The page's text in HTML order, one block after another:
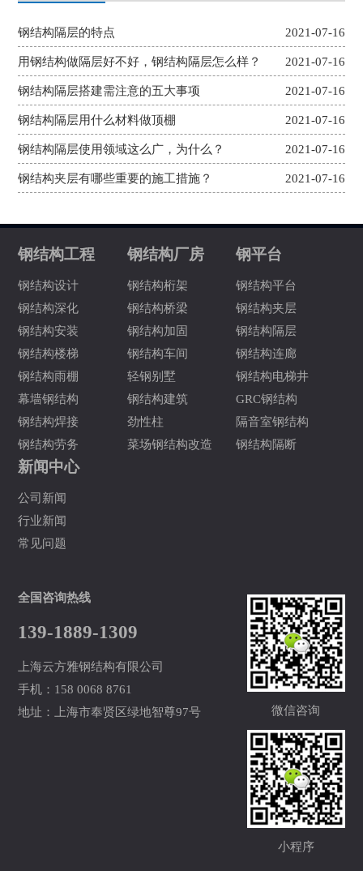
2021-07-16
钢结构隔层的特点
2021-07-16
用钢结构做隔层好不好，钢结构隔层怎么样？
2021-07-16
钢结构隔层搭建需注意的五大事项
2021-07-16
钢结构隔层用什么材料做顶棚
2021-07-16
钢结构隔层使用领域这么广，为什么？
2021-07-16
钢结构夹层有哪些重要的施工措施？
钢结构工程
钢结构设计
钢结构深化
钢结构安装
钢结构楼梯
钢结构雨棚
幕墙钢结构
钢结构焊接
钢结构劳务
钢结构厂房
钢结构桁架
钢结构桥梁
钢结构加固
钢结构车间
轻钢别墅
钢结构建筑
劲性柱
菜场钢结构改造
钢平台
钢结构平台
钢结构夹层
钢结构隔层
钢结构连廊
钢结构电梯井
GRC钢结构
隔音室钢结构
钢结构隔断
新闻中心
公司新闻
行业新闻
常见问题
全国咨询热线
139-1889-1309
上海云方雅钢结构有限公司
手机：158 0068 8761
地址：上海市奉贤区绿地智尊97号
微信咨询
小程序